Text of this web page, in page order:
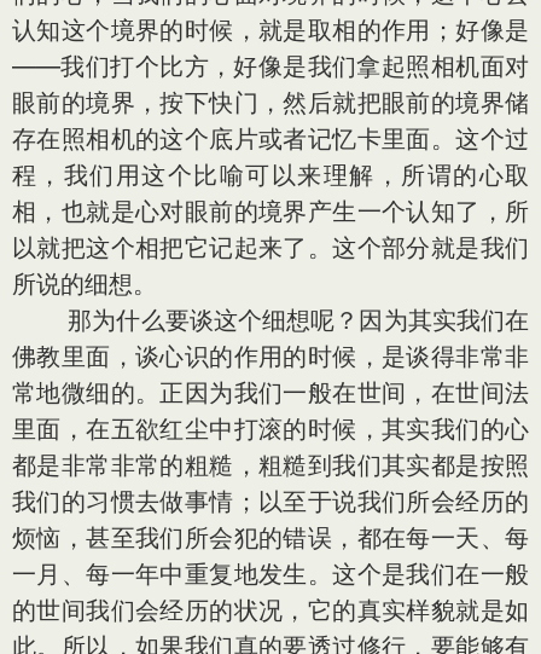
认知这个境界的时候，就是取相的作用；好像是
——我们打个比方，好像是我们拿起照相机面对
眼前的境界，按下快门，然后就把眼前的境界储
存在照相机的这个底片或者记忆卡里面。这个过
程，我们用这个比喻可以来理解，所谓的心取
相，也就是心对眼前的境界产生一个认知了，所
以就把这个相把它记起来了。这个部分就是我们
所说的细想。
那为什么要谈这个细想呢？因为其实我们在
佛教里面，谈心识的作用的时候，是谈得非常非
常地微细的。正因为我们一般在世间，在世间法
里面，在五欲红尘中打滚的时候，其实我们的心
都是非常非常的粗糙，粗糙到我们其实都是按照
我们的习惯去做事情；以至于说我们所会经历的
烦恼，甚至我们所会犯的错误，都在每一天、每
一月、每一年中重复地发生。这个是我们在一般
的世间我们会经历的状况，它的真实样貌就是如
此。所以，如果我们真的要透过修行，要能够有